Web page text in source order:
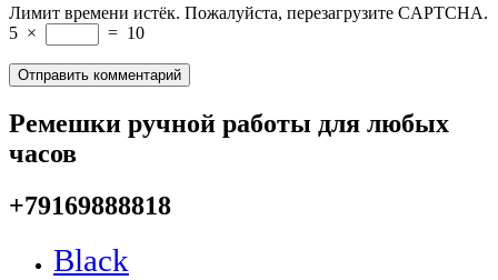
Лимит времени истёк. Пожалуйста, перезагрузите CAPTCHA.
5 × = 10
Ремешки ручной работы для любых
часов
+79169888818
Black